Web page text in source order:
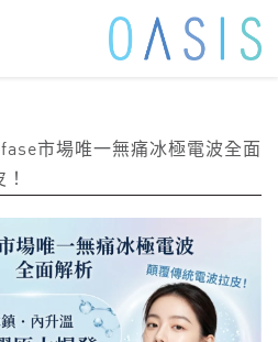
市場唯一無痛冰極電波全面